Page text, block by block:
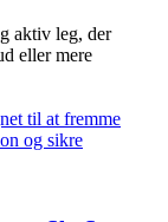
aktiv leg, der
eller mere